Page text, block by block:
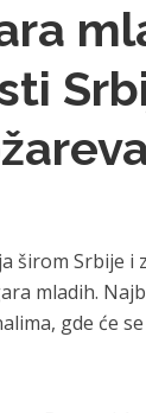
širom Srbije
mladih.
gde će